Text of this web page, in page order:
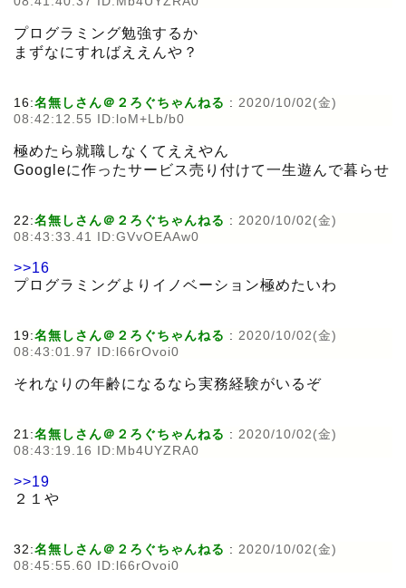
プログラミング勉強するか
まずなにすればええんや？
16:名無しさん＠２ろぐちゃんねる : 2020/10/02(金)
08:42:12.55 ID:loM+Lb/b0
極めたら就職しなくてええやん
Googleに作ったサービス売り付けて一生遊んで暮らせ
22:名無しさん＠２ろぐちゃんねる : 2020/10/02(金)
08:43:33.41 ID:GVvOEAAw0
>>16
プログラミングよりイノベーション極めたいわ
19:名無しさん＠２ろぐちゃんねる : 2020/10/02(金)
08:43:01.97 ID:l66rOvoi0
それなりの年齢になるなら実務経験がいるぞ
21:名無しさん＠２ろぐちゃんねる : 2020/10/02(金)
08:43:19.16 ID:Mb4UYZRA0
>>19
２１や
32:名無しさん＠２ろぐちゃんねる : 2020/10/02(金)
08:45:55.60 ID:l66rOvoi0